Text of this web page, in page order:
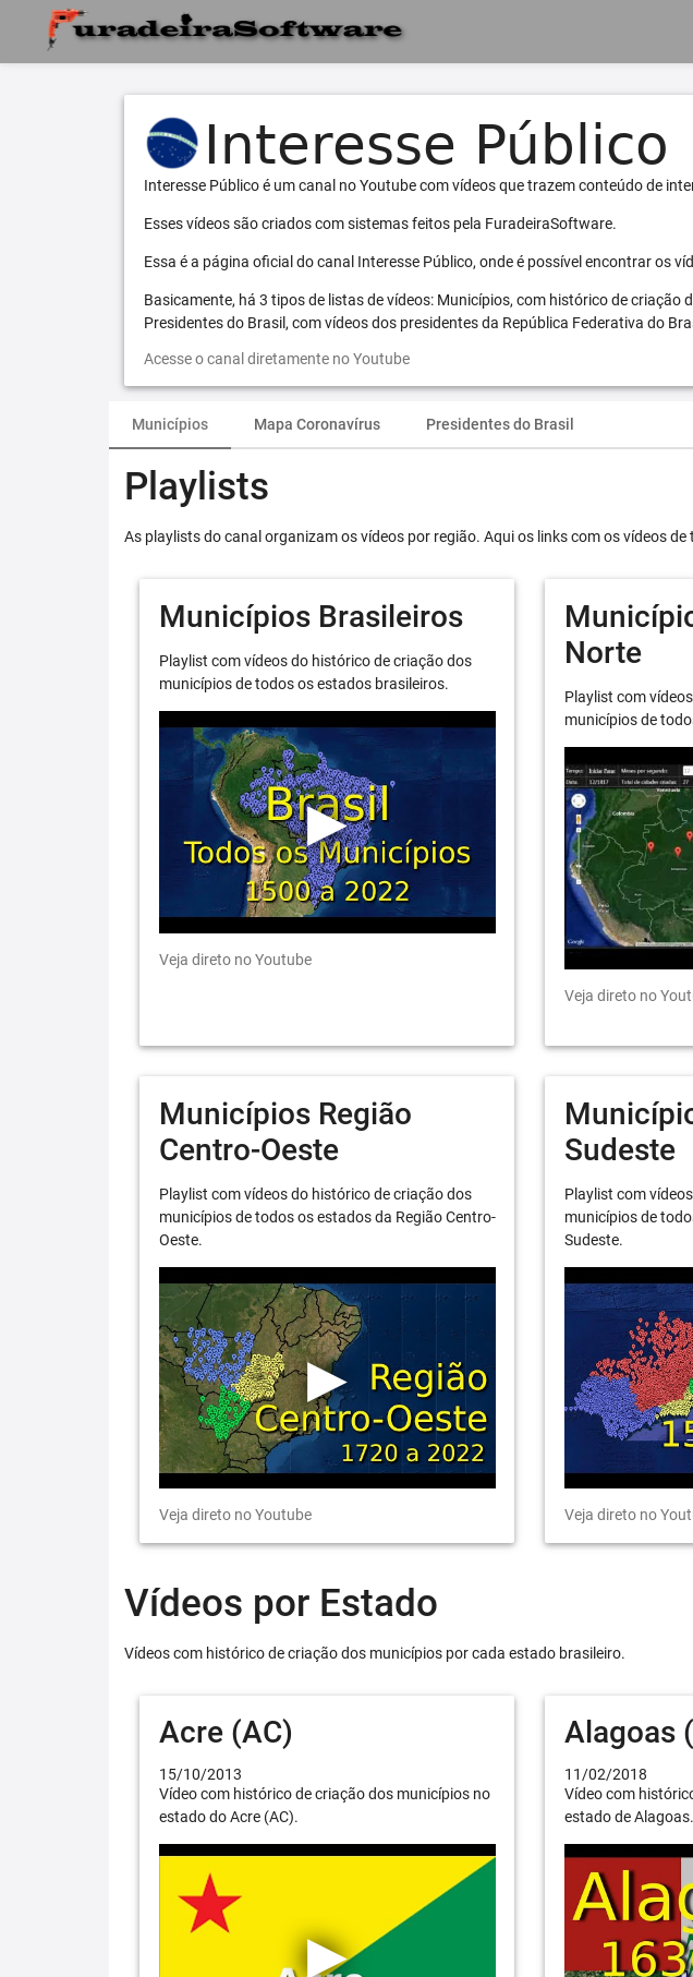
Interesse Público é um canal no Youtube com vídeos que trazem conteúdo de
Esses vídeos são criados com sistemas feitos pela FuradeiraSoftware.
Essa é a página oficial do canal Interesse Público, onde é possível encontrar os
Basicamente, há 3 tipos de listas de vídeos: Municípios, com histórico de
Presidentes do Brasil, com vídeos dos presidentes da República Federativa do
Acesse o canal diretamente no Youtube
Municípios Mapa Coronavírus Presidentes do Brasil
Playlists
As playlists do canal organizam os vídeos por região. Aqui os links com os vídeos
Municípios Brasileiros
Playlist com vídeos do histórico de criação dos
municípios de todos os estados brasileiros.
Veja direto no Youtube
Norte
Playlist com
municípios de
Veja direto no
Municípios Região
Centro-Oeste
Playlist com vídeos do histórico de criação dos
municípios de todos os estados da Região Centro-
Oeste.
Veja direto no Youtube
Sudeste
Playlist com
municípios de
Sudeste.
Veja direto no
Vídeos por Estado
Vídeos com histórico de criação dos municípios por cada estado brasileiro.
Acre (AC)
15/10/2013
Vídeo com histórico de criação dos municípios no
estado do Acre (AC).
Alagoas
11/02/2018
Vídeo com
estado de Alagoas.